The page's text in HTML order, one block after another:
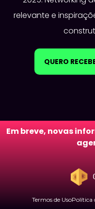
relevante e
QUERO
Em breve, novas
Termos de UsoPolítica